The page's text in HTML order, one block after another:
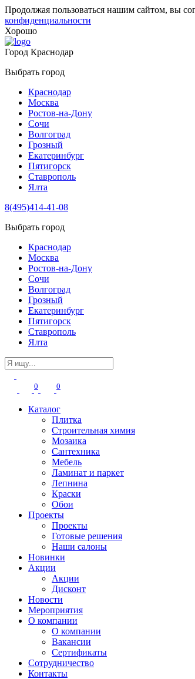
Продолжая пользоваться нашим сайтом, вы
конфиденциальности
Хорошо
Город Краснодар
Выбрать город
Краснодар
Москва
Ростов-на-Дону
Сочи
Волгоград
Грозный
Екатеринбург
Пятигорск
Ставрополь
Ялта
8(495)414-41-08
Выбрать город
Краснодар
Москва
Ростов-на-Дону
Сочи
Волгоград
Грозный
Екатеринбург
Пятигорск
Ставрополь
Ялта
0 0
Каталог
Плитка
Строительная химия
Мозаика
Сантехника
Мебель
Ламинат и паркет
Лепнина
Краски
Обои
Проекты
Проекты
Готовые решения
Наши салоны
Новинки
Акции
Акции
Дисконт
Новости
Мероприятия
О компании
О компании
Вакансии
Сертификаты
Сотрудничество
Контакты